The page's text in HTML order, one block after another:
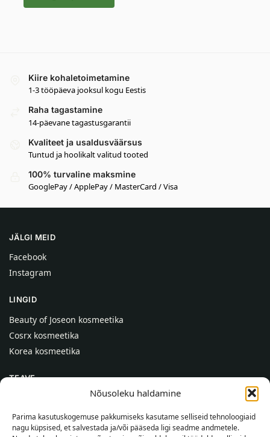
Nõusoleku haldamine
Parima kasutuskogemuse pakkumiseks kasutame selliseid tehnoloogiaid
nagu küpsised, et salvestada ja/või pääseda ligi seadme andmetele.
Kiire kohaletoimetamine
1-3 tööpäeva jooksul kogu Eestis
Raha tagastamine
14-päevane tagastusgarantii
Kvaliteet ja usaldusväärsus
Tuntud ja hoolikalt valitud tooted
100% turvaline maksmine
GooglePay / ApplePay / MasterCard / Visa
JÄLGI MEID
Facebook
Instagram
LINGID
Beauty of Joseon kosmeetika
Cosrx kosmeetika
Korea kosmeetika
TEAVE
Kontaktid
Abi